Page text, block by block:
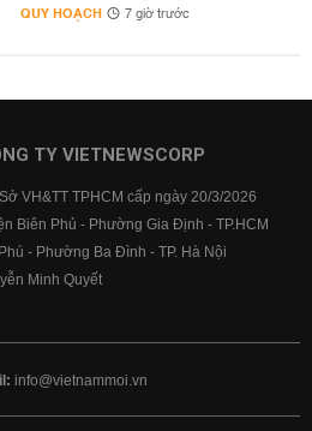
QUY HOẠCH 7 giờ trước
TY VIETNEWSCORP
VH&TT TPHCM cấp ngày 20/3/2026
Biên Phủ - Phường Gia Định - TP.HCM
- Phường Ba Đình - TP. Hà Nội
Minh Quyết
info@vietnammoi.vn